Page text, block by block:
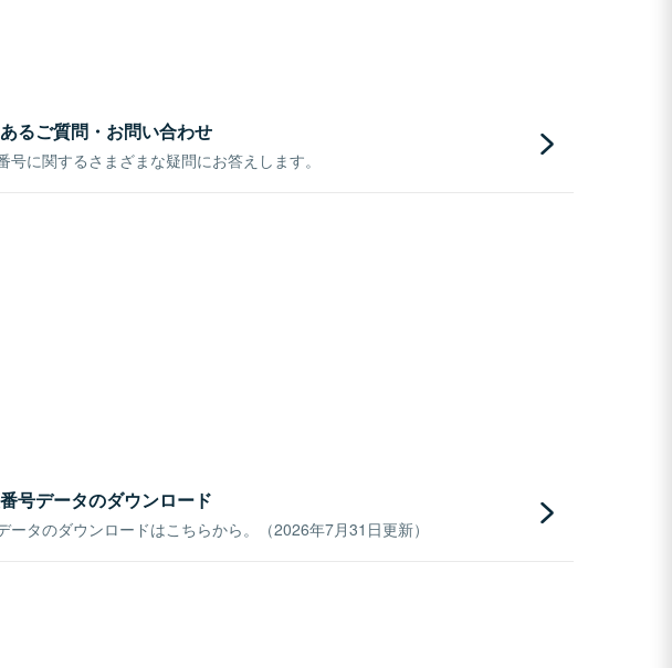
るご質問・お問い合わせ
号に関するさまざまな疑問にお答えします。
号データのダウンロード
ータのダウンロードはこちらから。（2026年7月31日更新）